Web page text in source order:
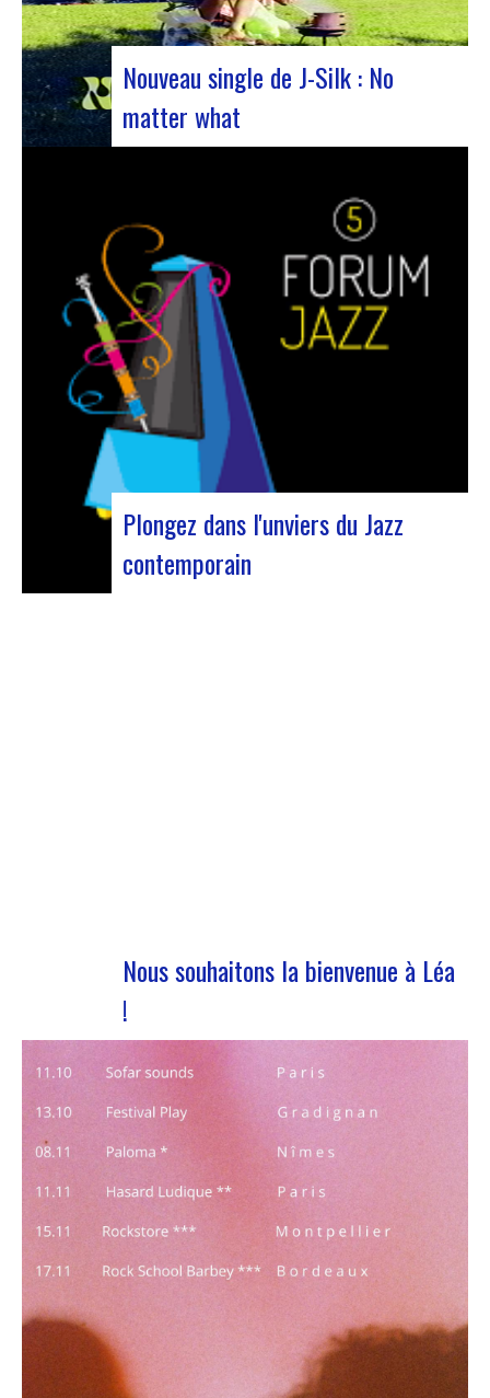
Nouveau single de J-Silk : No
matter what
groupe a récemment dévoilé son dernier chef-
d’œuvre en collaboration avec leur ami Cheeko,
apportant une touche contemporaine à la scène
Nu Soul. Ce nouveau morceau, sorti la semaine
dernière, est une fusion de R&B et…
Plongez dans l'unviers du Jazz
contemporain
Nous souhaitons la bienvenue à Léa
!
Nous accueillons notre nouvelle volontaire en
service civique Nous avons le plaisir de vous
annoncer l’arrivée de Léa Plumaugat dans l’équipe
de Manag’art !!Arrivée début novembre, on se
devait de vous la présenter ! Léa nous a rejoint à
la suite de l’obtention de son…